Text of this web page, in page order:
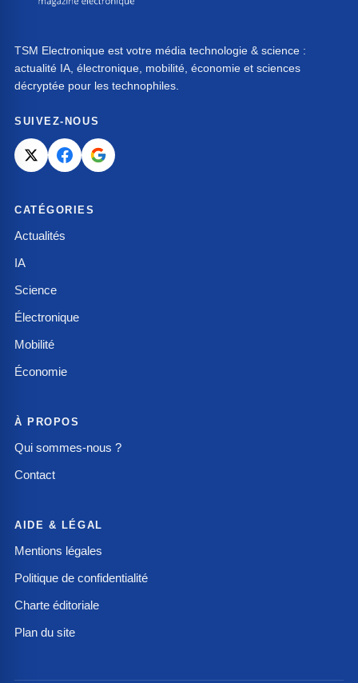
TSM Electronique est votre média technologie & science :
actualité IA, électronique, mobilité, économie et sciences
décryptée pour les technophiles.
SUIVEZ-NOUS
CATÉGORIES
Actualités
IA
Science
Électronique
Mobilité
Économie
À PROPOS
Qui sommes-nous ?
Contact
AIDE & LÉGAL
Mentions légales
Politique de confidentialité
Charte éditoriale
Plan du site